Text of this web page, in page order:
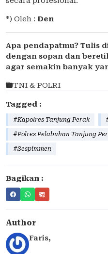
*) Oleh : Den
Apa pendapatmu? Tulis
dengan sopan dan
agar semakin banyak
TNI & POLRI
Tagged :
#Kapolres Tanjung Perak
#Polres Pelabuhan Tanjung
#Sespimmen
Bagikan :
Author
Faris,